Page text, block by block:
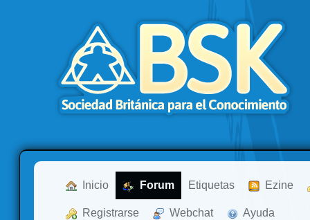
Inicio Forum Etiquetas Ezine
Registrarse Webchat Ayuda